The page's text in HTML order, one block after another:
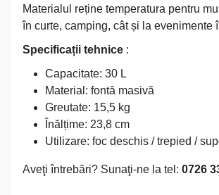
Materialul reține temperatura pentru
în curte, camping, cât și la evenimente
Specificații tehnice :
Capacitate: 30 L
Material: fontă masivă
Greutate: 15,5 kg
Înălțime: 23,8 cm
Utilizare: foc deschis / trepied /
Aveţi întrebări? Sunaţi-ne la tel: 0726